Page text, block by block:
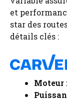
et
star des
détails clés :
Moteur